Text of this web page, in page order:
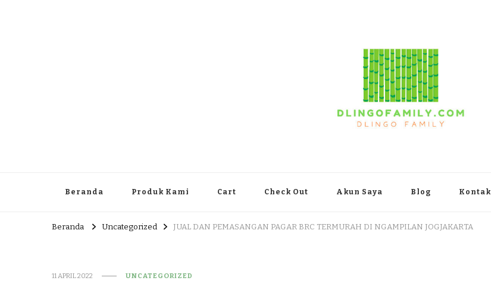
Beranda Produk Kami Cart Check Out Akun Saya Blog Kontak
Beranda Uncategorized JUAL DAN PEMASANGAN PAGAR BRC TERMURAH DI NGAMPILAN JOGJAKARTA
11 APRIL 2022 UNCATEGORIZED